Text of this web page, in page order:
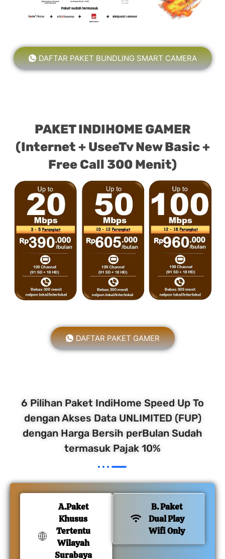
DAFTAR PAKET BUNDLING SMART CAMERA
PAKET INDIHOME GAMER
(Internet + UseeTv New Basic +
Free Call 300 Menit)
DAFTAR PAKET GAMER
6 Pilihan Paket IndiHome Speed Up To
dengan Akses Data UNLIMITED (FUP)
dengan Harga Bersih perBulan Sudah
termasuk Pajak 10%
A.Paket
Khusus
Tertentu
Wilayah
Surabaya
B. Paket
Dual Play
Wifi Only